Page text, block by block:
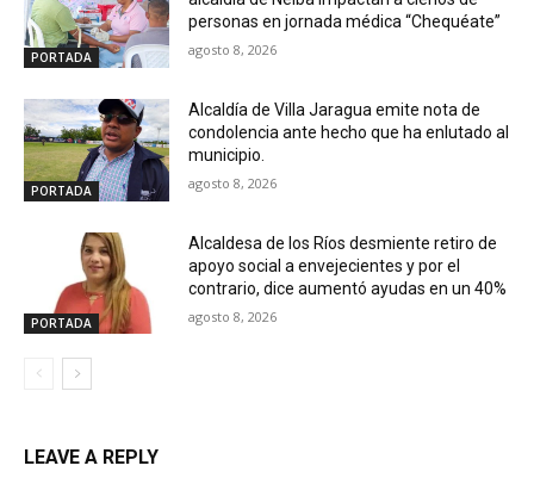
PORTADA
personas en jornada médica “Chequéate”
agosto 8, 2026
PORTADA
Alcaldía de Villa Jaragua emite nota de
condolencia ante hecho que ha enlutado al
municipio.
agosto 8, 2026
PORTADA
Alcaldesa de los Ríos desmiente retiro de
apoyo social a envejecientes y por el
contrario, dice aumentó ayudas en un 40%
agosto 8, 2026
LEAVE A REPLY